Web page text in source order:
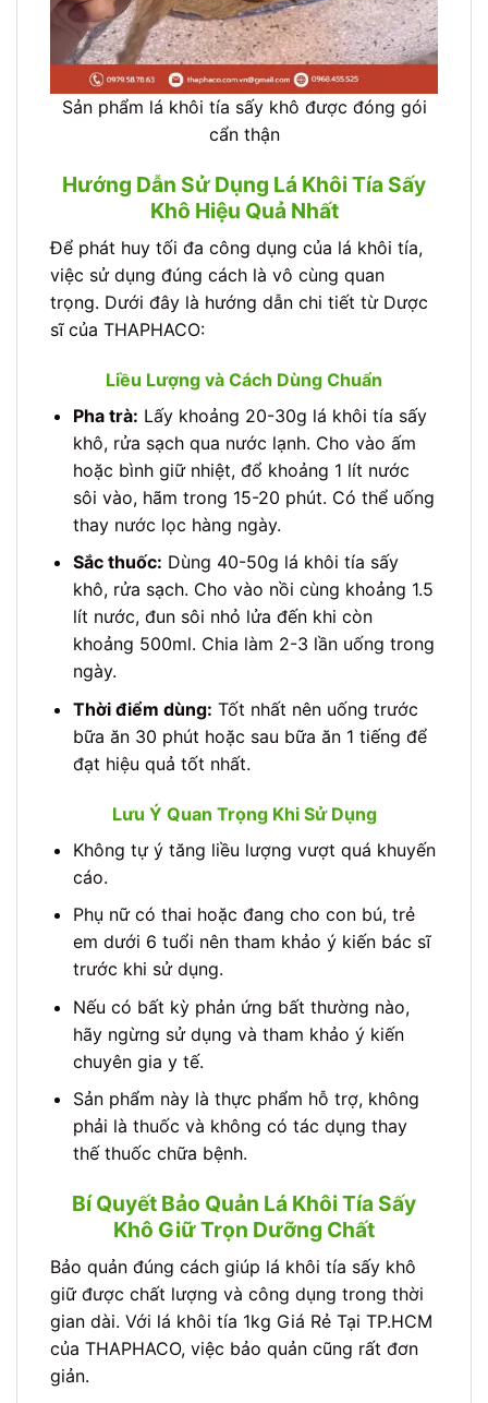
Sản phẩm lá khôi tía sấy khô được đóng gói
cẩn thận
Hướng Dẫn Sử Dụng Lá Khôi Tía Sấy
Khô Hiệu Quả Nhất
Để phát huy tối đa công dụng của lá khôi tía,
việc sử dụng đúng cách là vô cùng quan
trọng. Dưới đây là hướng dẫn chi tiết từ Dược
sĩ của THAPHACO:
Liều Lượng và Cách Dùng Chuẩn
Pha trà: Lấy khoảng 20-30g lá khôi tía sấy
khô, rửa sạch qua nước lạnh. Cho vào ấm
hoặc bình giữ nhiệt, đổ khoảng 1 lít nước
sôi vào, hãm trong 15-20 phút. Có thể uống
thay nước lọc hàng ngày.
Sắc thuốc: Dùng 40-50g lá khôi tía sấy
khô, rửa sạch. Cho vào nồi cùng khoảng 1.5
lít nước, đun sôi nhỏ lửa đến khi còn
khoảng 500ml. Chia làm 2-3 lần uống trong
ngày.
Thời điểm dùng: Tốt nhất nên uống trước
bữa ăn 30 phút hoặc sau bữa ăn 1 tiếng để
đạt hiệu quả tốt nhất.
Lưu Ý Quan Trọng Khi Sử Dụng
Không tự ý tăng liều lượng vượt quá khuyến
cáo.
Phụ nữ có thai hoặc đang cho con bú, trẻ
em dưới 6 tuổi nên tham khảo ý kiến bác sĩ
trước khi sử dụng.
Nếu có bất kỳ phản ứng bất thường nào,
hãy ngừng sử dụng và tham khảo ý kiến
chuyên gia y tế.
Sản phẩm này là thực phẩm hỗ trợ, không
phải là thuốc và không có tác dụng thay
thế thuốc chữa bệnh.
Bí Quyết Bảo Quản Lá Khôi Tía Sấy
Khô Giữ Trọn Dưỡng Chất
Bảo quản đúng cách giúp lá khôi tía sấy khô
giữ được chất lượng và công dụng trong thời
gian dài. Với lá khôi tía 1kg Giá Rẻ Tại TP.HCM
của THAPHACO, việc bảo quản cũng rất đơn
giản.